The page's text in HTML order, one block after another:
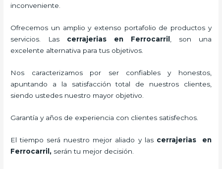
inconveniente.
Ofrecemos un amplio y extenso portafolio de productos y
servicios. Las cerrajerias en Ferrocarril
, son una
excelente alternativa para tus objetivos.
Nos caracterizamos por ser confiables y honestos,
apuntando a la satisfacción total de nuestros clientes,
siendo ustedes nuestro mayor objetivo.
Garantía y años de experiencia con clientes satisfechos.
El tiempo será nuestro mejor aliado y las cerrajerias en
Ferrocarril, serán tu mejor decisión.